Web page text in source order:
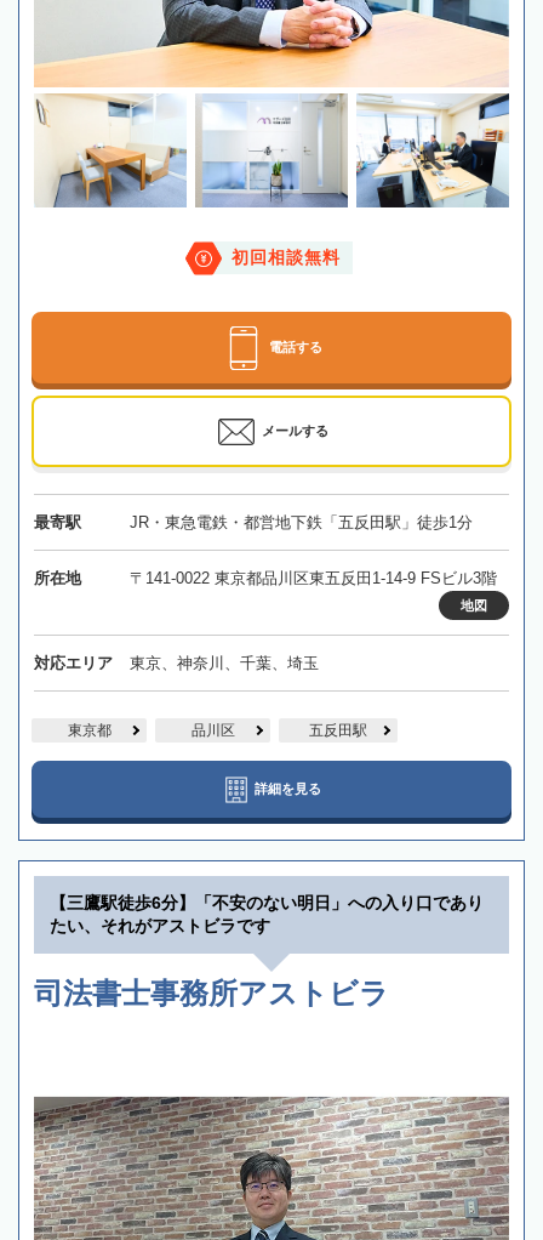
初回相談無料
電話する
メールする
最寄駅 JR・東急電鉄・都営地下鉄「五反田駅」徒歩1分
所在地 〒141-0022 東京都品川区東五反田1-14-9 FSビル3階
地図
対応エリア 東京、神奈川、千葉、埼玉
東京都 品川区 五反田駅
詳細を見る
【三鷹駅徒歩6分】「不安のない明日」への入り口であり
たい、それがアストビラです
司法書士事務所アストビラ